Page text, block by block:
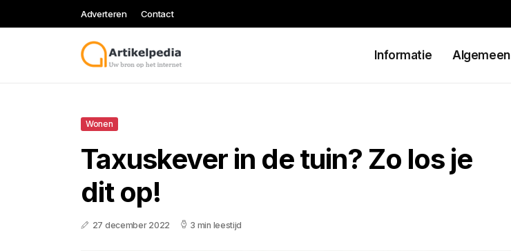
Adverteren Contact
Informatie Algemeen
Wonen
Taxuskever in de tuin? Zo los je
dit op!
27 december 2022 3 min leestijd